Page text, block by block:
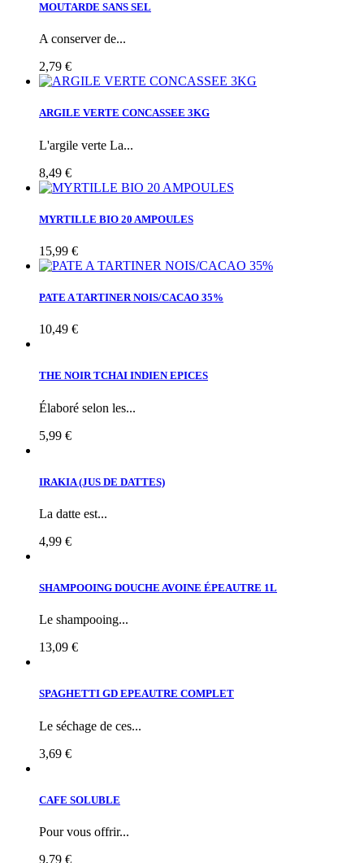
MOUTARDE SANS SEL
A conserver de...
2,79 €
ARGILE VERTE CONCASSEE 3KG
L'argile verte La...
8,49 €
MYRTILLE BIO 20 AMPOULES
15,99 €
PATE A TARTINER NOIS/CACAO 35%
10,49 €
THE NOIR TCHAI INDIEN EPICES
Élaboré selon les...
5,99 €
IRAKIA (JUS DE DATTES)
La datte est...
4,99 €
SHAMPOOING DOUCHE AVOINE ÉPEAUTRE 1L
Le shampooing...
13,09 €
SPAGHETTI GD EPEAUTRE COMPLET
Le séchage de ces...
3,69 €
CAFE SOLUBLE
Pour vous offrir...
9,79 €